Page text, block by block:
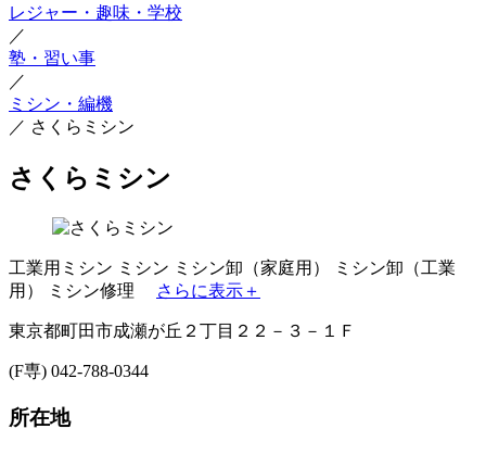
レジャー・趣味・学校
／
塾・習い事
／
ミシン・編機
／ さくらミシン
さくらミシン
工業用ミシン ミシン ミシン卸（家庭用）
ミシン卸（工業
用）
ミシン修理 さらに表示＋
東京都町田市成瀬が丘２丁目２２－３－１Ｆ
(F専) 042-788-0344
所在地